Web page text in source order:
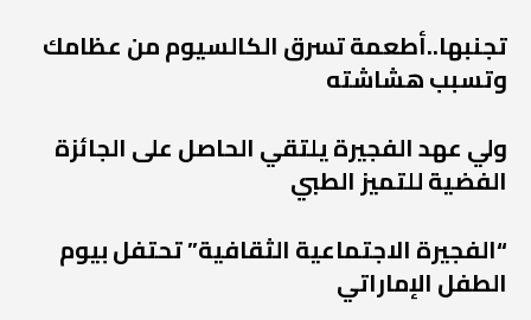
تجنبها..أطعمة تسرق الكالسيوم من عظامك
وتسبب هشاشته
ولي عهد الفجيرة يلتقي الحاصل على الجائزة
الفضية للتميز الطبي
“الفجيرة الاجتماعية الثقافية” تحتفل بيوم
الطفل الإماراتي